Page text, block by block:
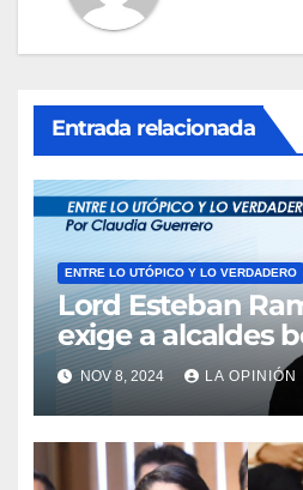
Entrada relacionada
ENTRE LO UTÓPICO Y LO VERDADERO
Lord Esteban
exige a alcaldes
licor de $30 mil
NOV 8, 2024 LA OPINIÓN